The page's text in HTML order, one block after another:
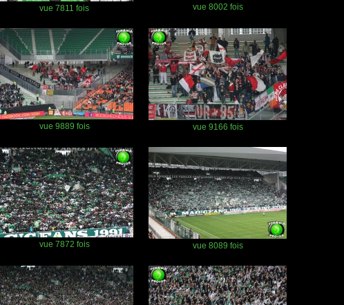
vue 7811 fois vue 8002 fois
vue 9889 fois vue 9166 fois
vue 7872 fois vue 8089 fois